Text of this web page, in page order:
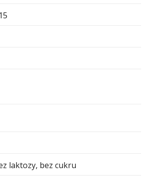
laktozy, bez cukru